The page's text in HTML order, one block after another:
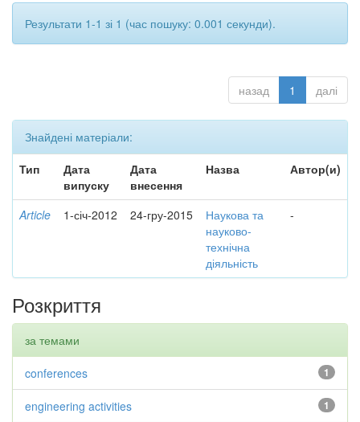
Результати 1-1 зі 1 (час пошуку: 0.001 секунди).
назад 1 далі
Знайдені матеріали:
Тип
Дата
випуску
Дата
внесення
Назва Автор(и)
Article 1-січ-2012 24-гру-2015
Наукова та
науково-
технічна
діяльність
-
Розкриття
за темами
1
conferences
1
engineering activities